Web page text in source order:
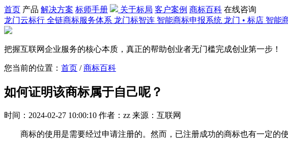
首页 产品 解决方案 标师手册 关于标局 客户案例 商标百科 在线咨询
龙门云标行 全链商标服务体系 龙门标智连 智能商标申报系统 龙门 • 标店 智能
把握互联网企业服务的核心本质，真正的帮助创业者无门槛完成创业第一步！
您当前的位置： 首页 /商标百科
如何证明该商标属于自己呢？
时间：2024-02-27 10:00:10 作者：zz 来源：互联网
商标的使用是需要经过申请注册的。然而，已注册成功的商标也有一定的